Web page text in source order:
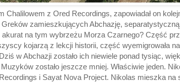
Chalilowem z Ored Recordings, zapowiadał on
zamieszkujących Abchazję,
na tym wybrzeżu Morza Czarnego? Część
kojarzą z lekcji historii, część wyemigrowała
w Abchazji zostało ich niewiele ponad tysiąc,
zostało jeszcze mniej. Właściwie jeden.
i Sayat Nova Project. Nikolas mieszka na